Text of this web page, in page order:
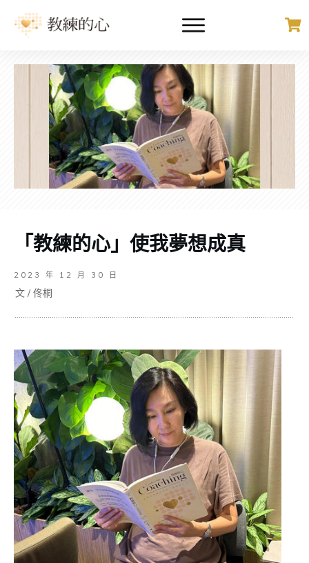
「教練的心」使我夢想成真
2023 年 12 月 30 日
文 /佟桐